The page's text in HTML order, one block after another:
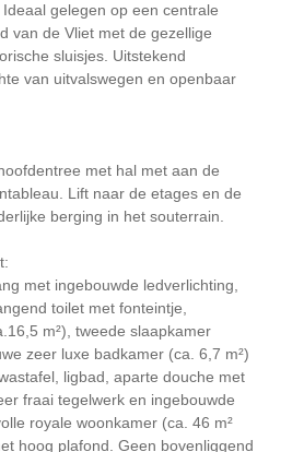
gelegen op een centrale
van de Vliet met de gezellige
sluisjes. Uitstekend
van uitvalswegen en openbaar
met hal met aan de
Lift naar de etages en de
berging in het souterrain.
met ingebouwde ledverlichting,
toilet met fonteintje,
m²), tweede slaapkamer
zeer luxe badkamer (ca. 6,7 m²)
ligbad, aparte douche met
fraai tegelwerk en ingebouwde
royale woonkamer (ca. 46 m²
hoog plafond. Geen bovenliggend